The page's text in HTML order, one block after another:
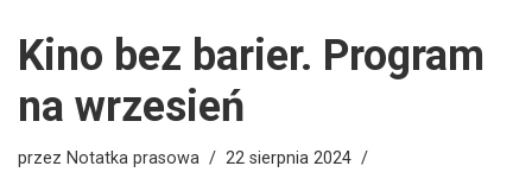
Kino bez barier. Program
na wrzesień
przez Notatka prasowa 22 sierpnia 2024